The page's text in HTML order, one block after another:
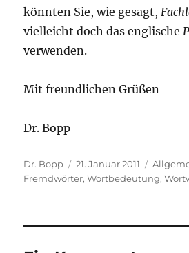
könnten Sie, wie gesagt,
vielleicht doch das englische
verwenden.
Mit freundlichen Grüßen
Dr. Bopp
Autor
Dr. Bopp
Veröffentlicht
am
21. Januar 2011
Fremdwörter,Wortbedeutung,